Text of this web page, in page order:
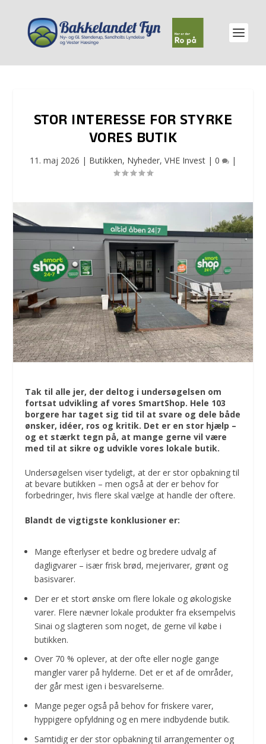
STOR INTERESSE FOR STYRKE
VORES BUTIK
11. maj 2026 | Butikken, Nyheder, VHE Invest | 0 |
Tak til alle jer, der deltog i undersøgelsen om
fortsat udvikling af vores SmartShop. Hele 103
borgere har taget sig tid til at svare og dele både
ønsker, idéer, ros og kritik. Det er en stor hjælp –
og et stærkt tegn på, at mange gerne vil være
med til at sikre og udvikle vores lokale butik.
Undersøgelsen viser tydeligt, at der er stor opbakning til
at bevare butikken – men også at der er behov for
forbedringer, hvis flere skal vælge at handle der oftere.
Blandt de vigtigste konklusioner er:
Mange efterlyser et bedre og bredere udvalg af
dagligvarer – især frisk brød, mejerivarer, grønt og
basisvarer.
Der er et stort ønske om flere lokale og økologiske
varer. Flere nævner lokale produkter fra eksempelvis
Sinai og slagteren som noget, de gerne vil købe i
butikken.
Over 70 % oplever, at der ofte eller nogle gange
mangler varer på hylderne. Det er et af de områder,
der går mest igen i besvarelserne.
Mange peger også på behov for friskere varer,
hyppigere opfyldning og en mere indbydende butik.
Samtidig er der stor opbakning til arrangementer og